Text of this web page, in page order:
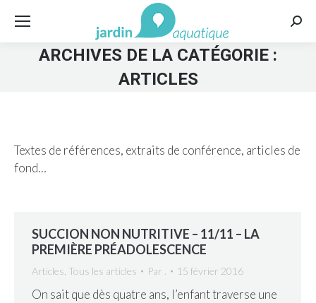
ARCHIVES DE LA CATÉGORIE :
ARTICLES
Textes de références, extraits de conférence, articles de
fond…
SUCCION NON NUTRITIVE – 11/11 – LA
PREMIÈRE PRÉADOLESCENCE
Articles Tous les articles Par 15 février 2016
On sait que dès quatre ans, l’enfant traverse une